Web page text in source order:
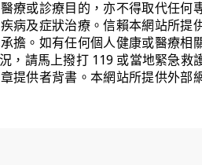
療或診療目的，亦不得取代任何
病及症狀治療。信賴本網站所提
擔。如有任何個人健康或醫療相
，請馬上撥打 119 或當地緊急救
提供者背書。本網站所提供外部